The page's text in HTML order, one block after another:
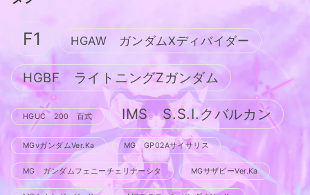
F1 HGAW ガンダムXディバイダー
HGBF ライトニングZガンダム
HGUC 200 百式 IMS S.S.I.クバルカン
MGνガンダムVer.Ka MG GP02Aサイサリス
MG ガンダムフェニーチェリナーシタ MGサザビーVer.Ka